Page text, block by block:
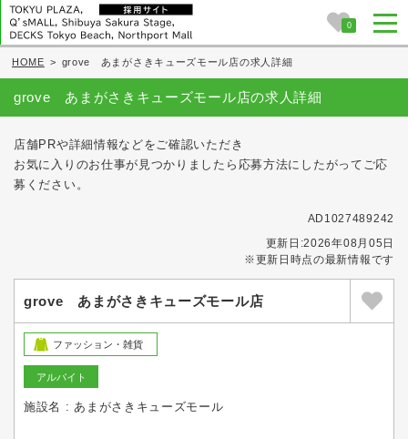
0
HOME > grove あまがさきキューズモール店の求人詳細
grove あまがさきキューズモール店の求人詳細
店舗PRや詳細情報などをご確認いただき
お気に入りのお仕事が見つかりましたら応募方法にしたがってご応
募ください。
AD1027489242
更新日:2026年08月05日
※更新日時点の最新情報です
grove あまがさきキューズモール店
ファッション・雑貨
アルバイト
施設名 : あまがさきキューズモール